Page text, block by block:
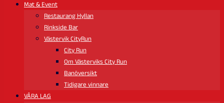
Mat & Event
Restaurang Hyllan
Rinkside Bar
Västervik CityRun
City Run
Om Västerviks City Run
Banöversikt
Tidigare vinnare
VÅRA LAG